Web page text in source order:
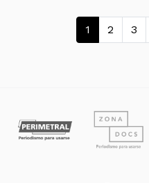
1 2 3